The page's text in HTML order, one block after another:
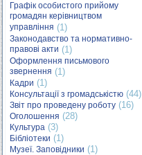
Графік особистого прийому
громадян керівництвом
управління (1)
Законодавство та нормативно-
правові акти (1)
Оформлення письмового
звернення (1)
Кадри (1)
Консультації з громадськістю (44)
Звіт про проведену роботу (16)
Оголошення (28)
Культура (3)
Бібліотеки (1)
Музеї. Заповідники (1)